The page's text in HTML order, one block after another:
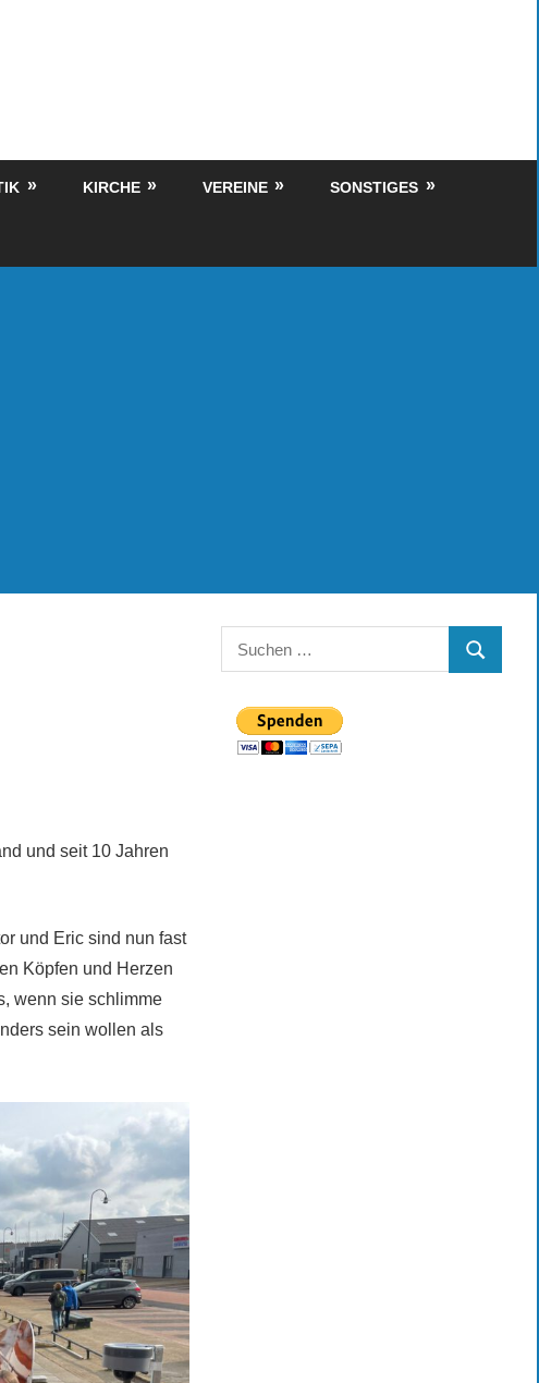
KIRCHE VEREINE SONSTIGES
und seit 10 Jahren
und Eric sind nun fast
Köpfen und Herzen
wenn sie schlimme
sein wollen als
Suchen
nach:
SUCHEN